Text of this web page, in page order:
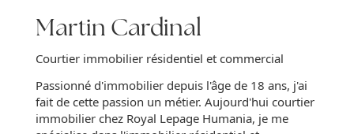
Martin Cardinal
Courtier immobilier résidentiel et commercial
Passionné d'immobilier depuis l'âge de 18 ans, j'ai
fait de cette passion un métier. Aujourd'hui courtier
immobilier chez Royal Lepage Humania, je me